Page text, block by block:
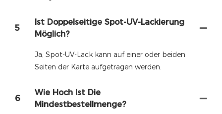
5
Ist Doppelseitige Spot-UV-Lackierung
Möglich?
Ja, Spot-UV-Lack kann auf einer oder beiden
Seiten der Karte aufgetragen werden.
6
Wie Hoch Ist Die
Mindestbestellmenge?